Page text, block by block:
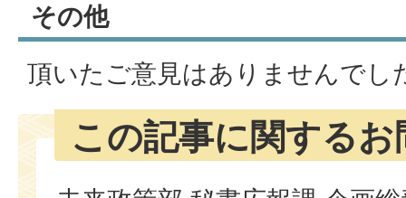
その他
頂いたご意見はありませんでし
この記事に関する